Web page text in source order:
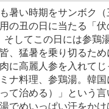
暑い時期をサンボク
の丑の日に当たる「
そしてこの日には参鶏
、猛暑を乗り切るた
に高麗人参を入れて
ナ料理、参鶏湯。韓
て治める）」という
でめいっぱい汗をか